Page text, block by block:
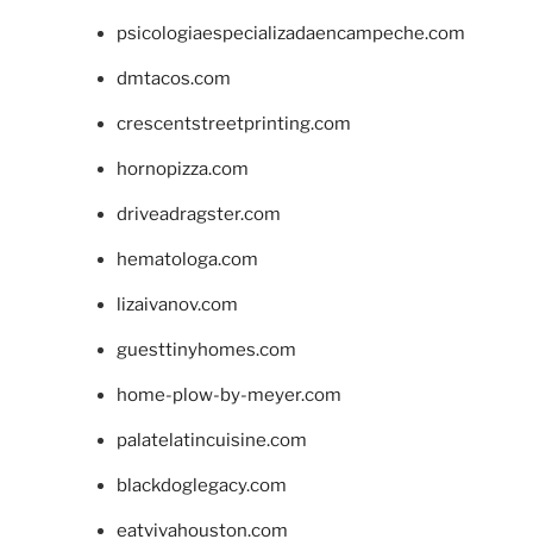
psicologiaespecializadaencampeche.com
dmtacos.com
crescentstreetprinting.com
hornopizza.com
driveadragster.com
hematologa.com
lizaivanov.com
guesttinyhomes.com
home-plow-by-meyer.com
palatelatincuisine.com
blackdoglegacy.com
eatvivahouston.com